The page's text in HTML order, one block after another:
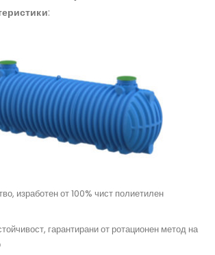
:
изработен от 100% чист полиетилен
гарантирани от ротационен метод на